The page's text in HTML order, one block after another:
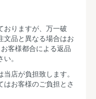
おりますが、万一破
文品と異なる場合はお
客様都合による返品
。
店が負担致します。
はお客様のご負担とさ